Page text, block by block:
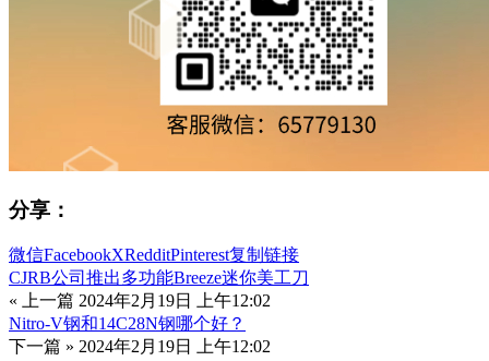
分享：
微信FacebookXRedditPinterest复制链接
CJRB公司推出多功能Breeze迷你美工刀
« 上一篇 2024年2月19日 上午12:02
Nitro-V钢和14C28N钢哪个好？
下一篇 » 2024年2月19日 上午12:02